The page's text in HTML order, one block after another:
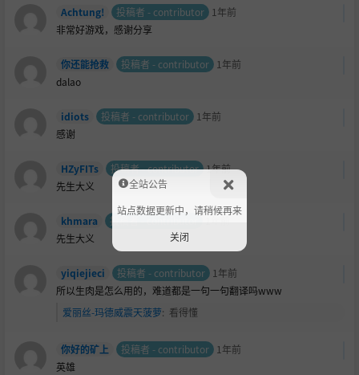
Achtung! 投稿者 - contributor
1年前
非常好游戏，感谢分享
你还能抢救 投稿者 - contributor
1年前
dalao
idiots 投稿者 - contributor
1年前
感谢
HZyFITs 投稿者 - contributor 1年前
先生大义
khmara 投稿者 - contributor
先生大义
yiqiejieci 投稿者 - contributor
1年前
所以生肉是怎么用的，难道都是一句一句翻译吗www
爱丽丝-玛德威震天菠萝: 看得懂
你好的矿上 投稿者 - contributor
1年前
英雄
全站公告
站点数据更新中，请稍候再来
关闭